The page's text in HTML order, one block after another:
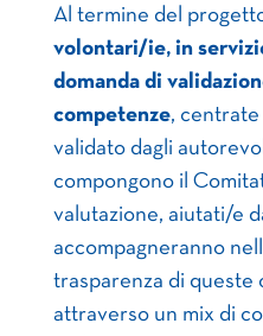
Al termine del
volontari/ie, in
domanda di
competenze,
validato dagli
compongono il
valutazione, aiutati/e
accompagneranno
trasparenza di queste
attraverso un mix di